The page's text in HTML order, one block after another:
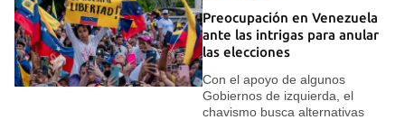
Preocupación en Venezuela
ante las intrigas para anular
las elecciones
Con el apoyo de algunos
Gobiernos de izquierda, el
chavismo busca alternativas